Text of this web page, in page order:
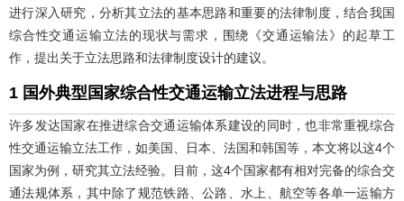
进行深入研究，分析其立法的基本思路和重要的法律制度，结合我国
综合性交通运输立法的现状与需求，围绕《交通运输法》的起草工
作，提出关于立法思路和法律制度设计的建议。
1 国外典型国家综合性交通运输立法进程与思路
许多发达国家在推进综合交通运输体系建设的同时，也非常重视综合
性交通运输立法工作，如美国、日本、法国和韩国等，本文将以这4个
国家为例，研究其立法经验。目前，这4个国家都有相对完备的综合交
通法规体系，其中除了规范铁路、公路、水上、航空等各单一运输方